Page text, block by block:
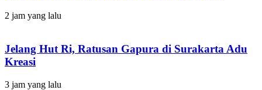
2 jam yang lalu
Jelang Hut Ri, Ratusan Gapura di Surakarta Adu
Kreasi
3 jam yang lalu